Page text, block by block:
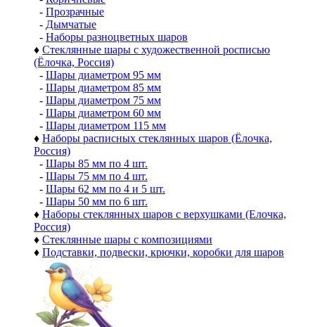
- Прозрачные
- Дымчатые
- Наборы разноцветных шаров
♦ Стеклянные шары с художественной росписью
(Ёлочка, Россия)
- Шары диаметром 95 мм
- Шары диаметром 85 мм
- Шары диаметром 75 мм
- Шары диаметром 60 мм
- Шары диаметром 115 мм
♦ Наборы расписных стеклянных шаров (Ёлочка,
Россия)
- Шары 85 мм по 4 шт.
- Шары 75 мм по 4 шт.
- Шары 62 мм по 4 и 5 шт.
- Шары 50 мм по 6 шт.
♦ Наборы стеклянных шаров с верхушками (Елочка,
Россия)
♦ Стеклянные шары с композициями
♦ Подставки, подвески, крючки, коробки для шаров